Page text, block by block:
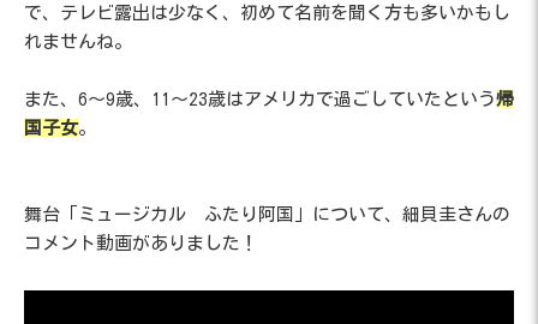
で、テレビ露出は少なく、初めて名前を聞く方も多いかもし
れませんね。
また、6〜9歳、11〜23歳はアメリカで過ごしていたという帰
国子女。
舞台「ミュージカル ふたり阿国」について、細貝圭さんの
コメント動画がありました！